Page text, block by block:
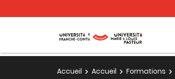
Accueil Accueil Formations